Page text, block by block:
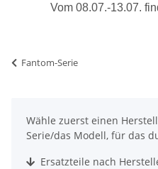
Vom 08.07.-13.07.
Fantom-Serie
Wähle zuerst einen
Serie/das Modell, für das
Ersatzteile nach